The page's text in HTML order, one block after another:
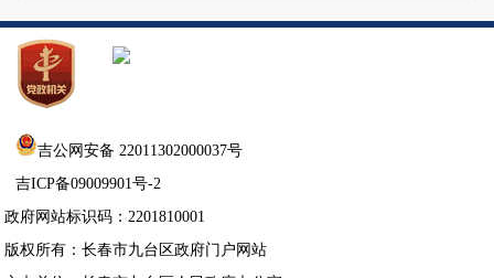
吉公网安备 22011302000037号
吉ICP备09009901号-2
政府网站标识码：2201810001
版权所有：长春市九台区政府门户网站